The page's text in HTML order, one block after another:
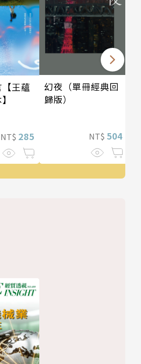
王蘊
NT$ 285
幻夜（單冊經典回
歸版）
NT$ 504